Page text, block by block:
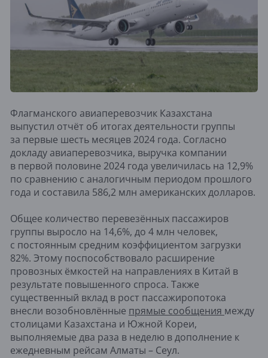
Флагманского авиаперевозчик Казахстана
выпустил отчёт об итогах деятельности группы
за первые шесть месяцев 2024 года. Согласно
докладу авиаперевозчика, выручка компании
в первой половине 2024 года увеличилась на 12,9%
по сравнению с аналогичным периодом прошлого
года и составила 586,2 млн американских долларов.
Общее количество перевезённых пассажиров
группы выросло на 14,6%, до 4 млн человек,
с постоянным средним коэффициентом загрузки
82%. Этому поспособствовало расширение
провозных ёмкостей на направлениях в Китай в
результате повышенного спроса. Также
существенный вклад в рост пассажиропотока
внесли возобновлённые прямые сообщения между
столицами Казахстана и Южной Кореи,
выполняемые два раза в неделю в дополнение к
ежедневным рейсам Алматы – Сеул.